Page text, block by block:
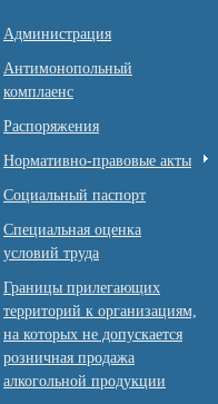
Администрация
Антимонопольный
комплаенс
Распоряжения
Нормативно-правовые акты
Социальный паспорт
Специальная оценка
условий труда
Границы прилегающих
территорий к организациям,
на которых не допускается
розничная продажа
алкогольной продукции